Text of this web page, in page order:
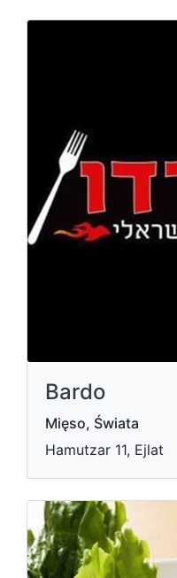
Bardo
Mięso, Świata
Hamutzar 11, Ejlat